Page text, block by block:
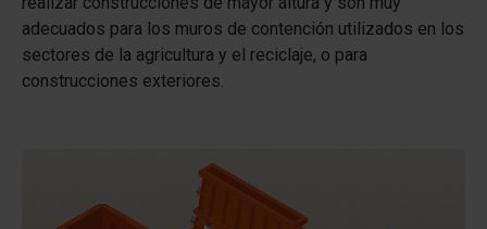
adecuados para los muros de contención utilizados en los
sectores de la agricultura y el reciclaje, o para
construcciones exteriores.